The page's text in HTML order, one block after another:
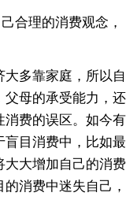
理的消费观念，
多靠家庭，所以自
父母的承受能力，还
消费的误区。如今有
盲目消费中，比如最
大大增加自己的消费
消费中迷失自己，